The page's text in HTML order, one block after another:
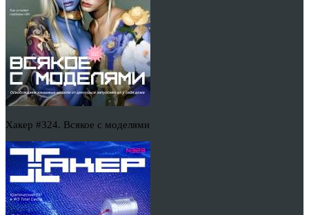
Хакер #324. Всякое с моделями